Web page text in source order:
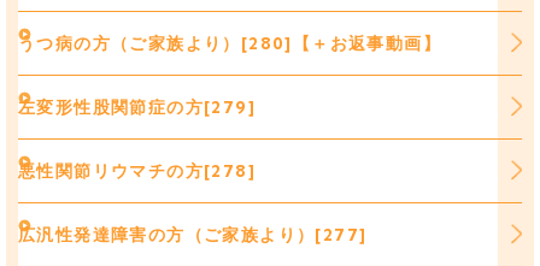
うつ病の方（ご家族より）[280]【＋お返事動画】
左変形性股関節症の方[279]
悪性関節リウマチの方[278]
広汎性発達障害の方（ご家族より）[277]